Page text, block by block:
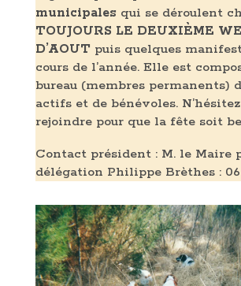
municipales qui se déroulent
TOUJOURS LE DEUXIÈME
D’AOUT puis quelques
cours de l’année. Elle est
bureau (membres permanents)
actifs et de bénévoles.
rejoindre pour que la fête soit
Contact président : M. le Maire
délégation Philippe Brèthes : 06